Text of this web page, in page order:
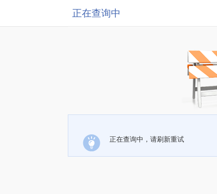
正在查询中
正在查询中，请刷新重试